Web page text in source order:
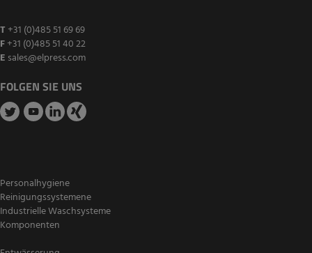
T +31 (0)485 51 69 69
F+31 (0)485 51 40 22
E sales@elpress.com
FOLGEN SIE UNS
Personalhygiene
Reinigungssystemene
Industrielle Waschsysteme
Komponenten